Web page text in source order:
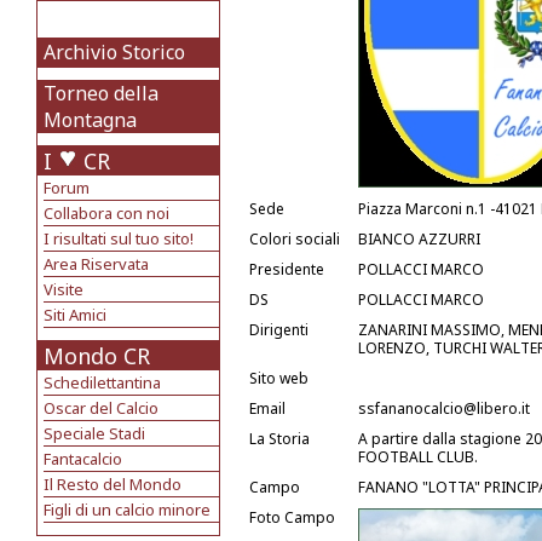
Archivio Storico
Torneo della
Montagna
I CR
Forum
Collabora con noi
I risultati sul tuo sito!
Area Riservata
Visite
Siti Amici
Mondo CR
Schedilettantina
Oscar del Calcio
Speciale Stadi
Fantacalcio
Il Resto del Mondo
Figli di un calcio minore
Sede
Piazza Marconi n.1 -41021
Colori sociali
BIANCO AZZURRI
Presidente
POLLACCI MARCO
DS
POLLACCI MARCO
Dirigenti
ZANARINI MASSIMO,
LORENZO, TURCHI
Sito web
Email
ssfananocalcio@libero.it
La Storia
A partire dalla stagione
FOOTBALL CLUB.
Campo
FANANO "LOTTA"
Foto Campo